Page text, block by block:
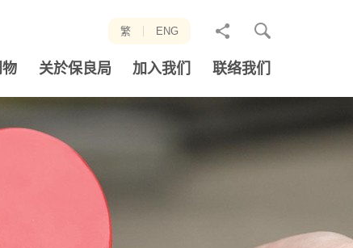
繁 ENG
分
至
关於保良局 加入我们 联络我们